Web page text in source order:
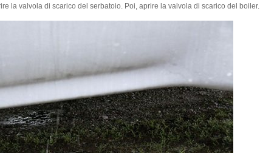
la valvola di scarico del serbatoio. Poi, aprire la valvola di scarico del boiler.